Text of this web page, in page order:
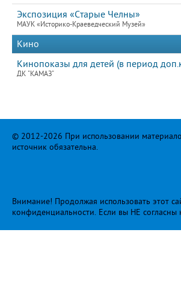
Экспозиция «Старые Челны»
МАУК «Историко-Краеведческий Музей»
Кино
Кинопоказы для детей (в период
ДК "КАМАЗ"
© 2012-2026 При использовании
источник обязательна.
Внимание! Продолжая использовать этот
конфиденциальности. Если вы НЕ согласны